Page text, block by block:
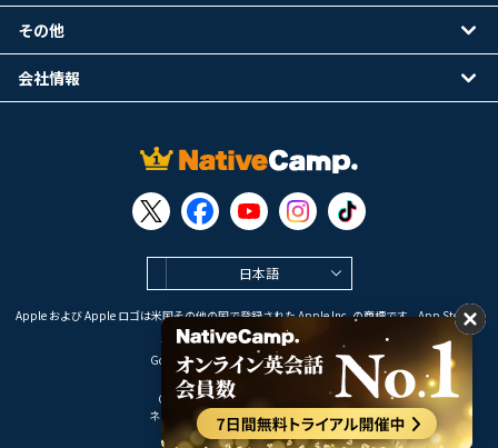
日本語
Apple および Apple ロゴは米国その他の国で登録された Apple Inc. の商標です。App Store は
Apple Inc. のサービスマークです。
Google Play は Google LLC の商標です。
Copyright © 2026 オンライン英会話
ネイティブキャンプ All Rights Reserved.
その他
会社情報